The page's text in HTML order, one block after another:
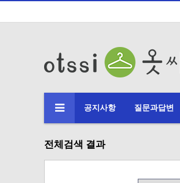
공지사항 질문과답변
전체검색 결과